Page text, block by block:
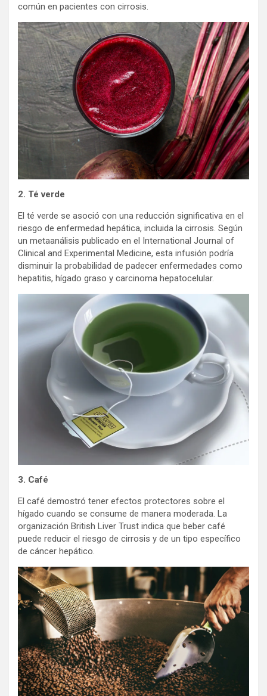
común en pacientes con cirrosis.
2. Té verde
El té verde se asoció con una reducción significativa en el
riesgo de enfermedad hepática, incluida la cirrosis. Según
un metaanálisis publicado en el International Journal of
Clinical and Experimental Medicine, esta infusión podría
disminuir la probabilidad de padecer enfermedades como
hepatitis, hígado graso y carcinoma hepatocelular.
3. Café
El café demostró tener efectos protectores sobre el
hígado cuando se consume de manera moderada. La
organización British Liver Trust indica que beber café
puede reducir el riesgo de cirrosis y de un tipo específico
de cáncer hepático.